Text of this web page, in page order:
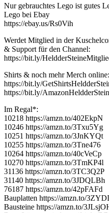
Nur gebrauchtes Lego ist gutes
Lego bei Ebay
https://ebay.us/Rs0Vih
Werdet Mitglied in der
& Support für den Channel:
https://bit.ly/
Shirts & noch mehr Merch online:
https://bit.ly/
https://bit.ly/
Im Regal*:
10218 https://amzn.to/402EkpN
10246 https://amzn.to/3Txu5Yg
10251 https://amzn.to/3JnKYQt
10255 https://amzn.to/3Tne476
10264 https://amzn.to/40cVeCp
10270 https://amzn.to/3TmKP4l
31136 https://amzn.to/3TC3Q2P
31140 https://amzn.to/3JDQLBh
76187 https://amzn.to/42pFAFd
Bauplatten https://amzn.to/
Bausteine https://amzn.to/